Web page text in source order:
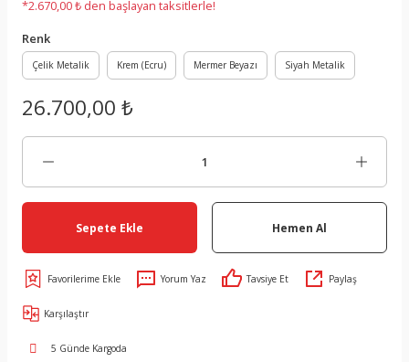
*2.670,00 ₺ den başlayan taksitlerle!
Renk
Çelik Metalik Krem (Ecru) Mermer Beyazı Siyah Metalik
26.700,00 ₺
Sepete Ekle Hemen Al
Yorum Yaz Tavsiye Et Paylaş
Karşılaştır
5 Günde Kargoda